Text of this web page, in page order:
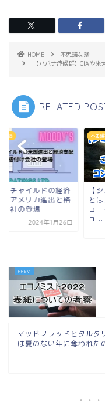
HOME
不思議な話
【ハバナ症候群】CIAや
RELATED
な話
ミュレーション仮説
】この世界はコンピ
ーシミュレーシ
不思
Q
領
マッドフラッドとタルタ
は夏のない年に奪われた